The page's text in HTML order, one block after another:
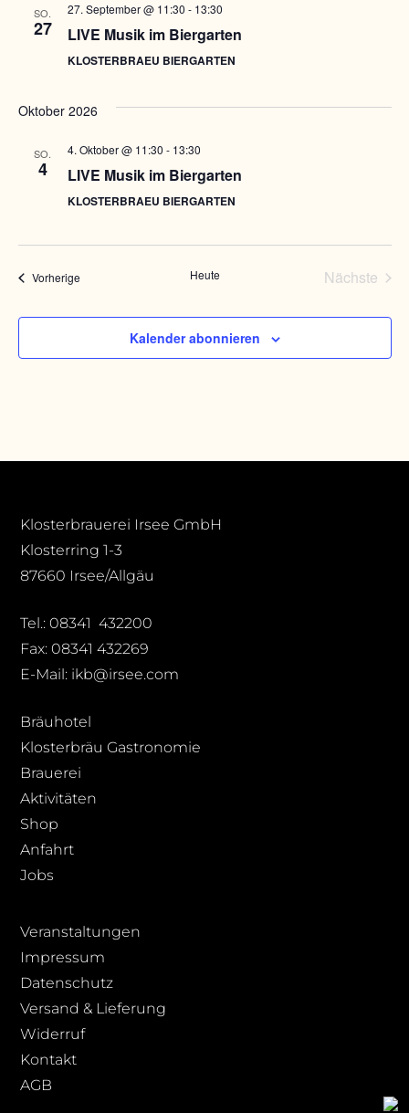
SO.
27
27. September @ 11:30 - 13:30
LIVE Musik im Biergarten
KLOSTERBRAEU BIERGARTEN
Oktober 2026
SO.
4
4. Oktober @ 11:30 - 13:30
LIVE Musik im Biergarten
KLOSTERBRAEU BIERGARTEN
VorherigeVeranstaltungen Heute
Nächste
Kalender abonnieren
Klosterbrauerei Irsee GmbH
Klosterring 1-3
87660 Irsee/Allgäu
Tel.: 08341 432200
Fax: 08341 432269
E-Mail: ikb@irsee.com
Bräuhotel
Klosterbräu Gastronomie
Brauerei
Aktivitäten
Shop
Anfahrt
Jobs
Veranstaltungen
Impressum
Datenschutz
Versand & Lieferung
Widerruf
Kontakt
AGB